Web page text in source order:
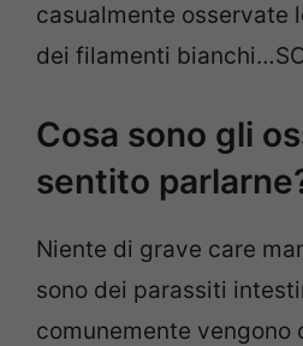
casualmente osservate
dei filamenti
Cosa sono gli
sentito
Niente di grave care
sono dei parassiti
comunemente vengono